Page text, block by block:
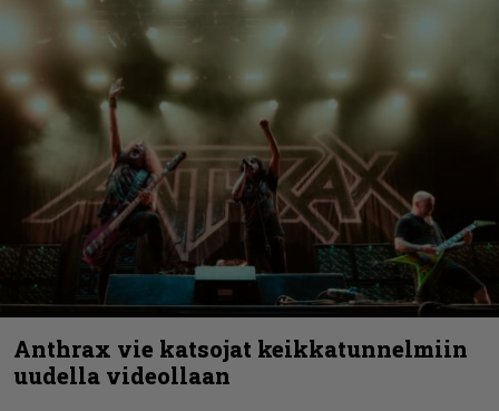
Anthrax vie katsojat keikkatunnelmiin
uudella videollaan